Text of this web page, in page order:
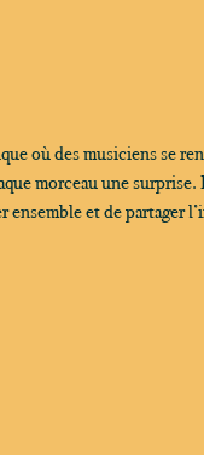
où des musiciens se
morceau une
ensemble et de partager